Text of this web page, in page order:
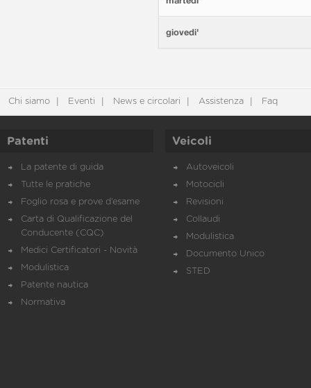
giovedi'
Chi siamo Eventi News e circolari Assistenza Faq
Patenti
La patente di guida
Tutte le pratiche
Foglio rosa e prove d’esame
Carta di Qualificazione del
Conducente (CQC)
Medici Certificatori - Novità
Modulistica
Patente nautica
Normativa
Veicoli
Autoveicoli
Motocicli
Revisioni
Collaudi
Modulistica
Documento Unico
STED